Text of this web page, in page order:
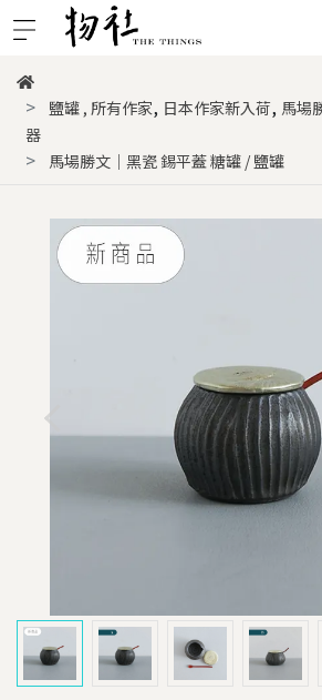
鹽罐 , 所有作家, 日本作家新入荷, 馬場
器
馬場勝文｜黑瓷 錫平蓋 糖罐 / 鹽罐